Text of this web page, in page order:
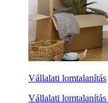
Vállalati lomtalanítás
Vállalati lomtalanítás